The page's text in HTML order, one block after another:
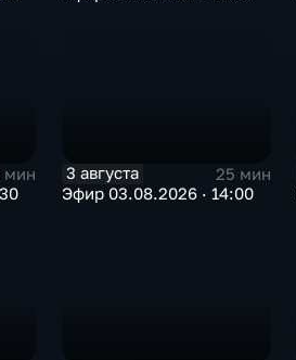
мин
3 августа
25 мин
Эфир 03.08.2026 · 14:00